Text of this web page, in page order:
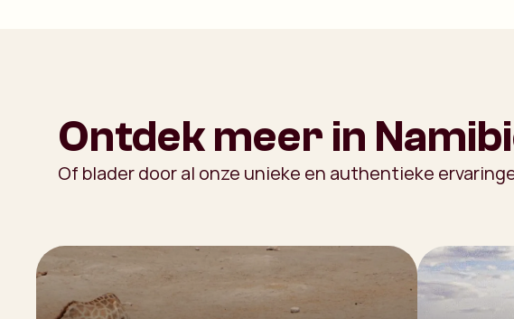
Ontdek meer in
Of blader door al onze unieke en authentieke